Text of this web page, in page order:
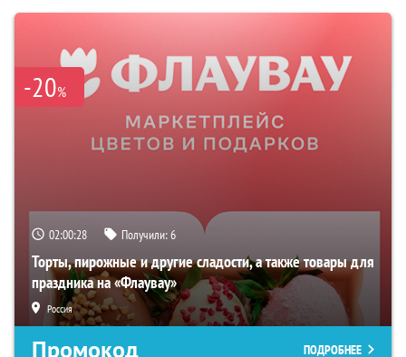
-20%
02:00:27 Получили:6
Торты, пирожные и другие сладости, а также товары для
праздника на «Флаувау»
Россия
Промокод ПОДРОБНЕЕ